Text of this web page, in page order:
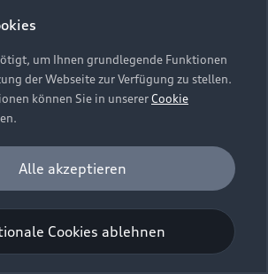
Barrierefreiheit
EU Data Act
bei allen Abbildungen auf dieser
um Ihnen grundlegende Funktionen
der Webseite zur Verfügung zu stellen.
können Sie in unsererCookie
sammeln Informationen
Webseite genutzt wird (z. B.
Verweildauer). Diese Cookies
der Webseite verwendet.
Cookies ablehnen
Alle akzeptieren